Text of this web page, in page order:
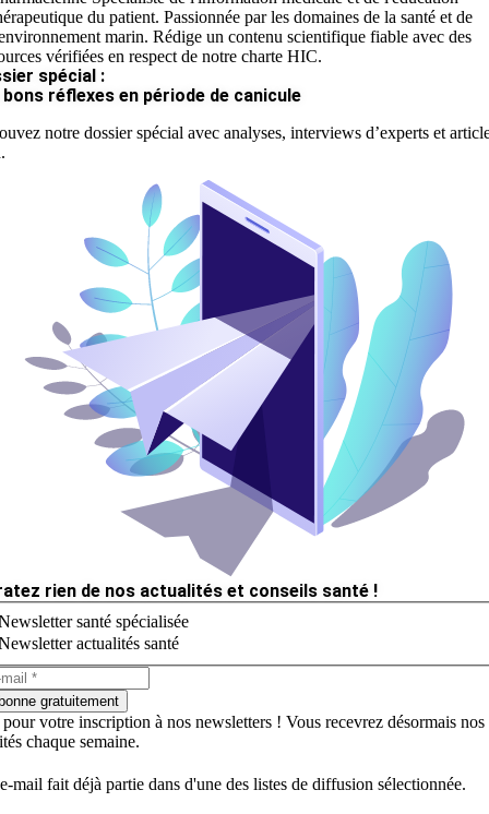
du patient. Passionnée par les domaines de la santé et de
marin. Rédige un contenu scientifique fiable avec des
vérifiées en respect de notre charte HIC.
spécial :
bons réflexes en période de canicule
notre dossier spécial avec analyses, interviews d’experts et
rien de nos actualités et conseils santé !
santé spécialisée
actualités santé
gratuitement
votre inscription à nos newsletters ! Vous recevrez désormais nos
chaque semaine.
mail fait déjà partie dans d'une des listes de diffusion sélectionnée.